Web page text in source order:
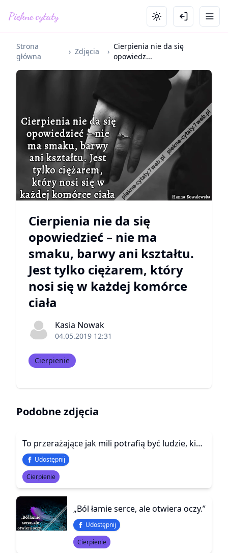
Piękne cytaty
Strona
główna
› Zdjęcia ›
Cierpienia nie da się
opowiedz...
Cierpienia nie da się
opowiedzieć – nie ma
smaku, barwy ani kształtu.
Jest tylko ciężarem, który
nosi się w każdej komórce
ciała
Kasia Nowak
04.05.2019 12:31
Cierpienie
Podobne zdjęcia
To przerażające jak mili potrafią być ludzie, kiedy tylko czegoś od nas chcą.
Udostępnij
Cierpienie
„Ból łamie serce, ale otwiera oczy.”
Udostępnij
Cierpienie